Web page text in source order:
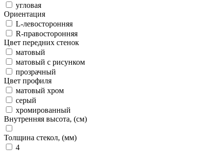
угловая
Ориентация
L-левосторонняя
R-правосторонняя
Цвет передних стенок
матовый
матовый с рисунком
прозрачный
Цвет профиля
матовый хром
серый
хромированный
Внутренняя высота, (см)
Толщина стекол, (мм)
4